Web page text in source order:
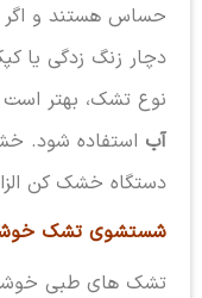
حساس هستند و
دچار زنگ زدگی یا
نوع تشک، بهتر است
آباستفاده شود.
دستگاه خشک کن
شستشوی تشک
تشک های طبی